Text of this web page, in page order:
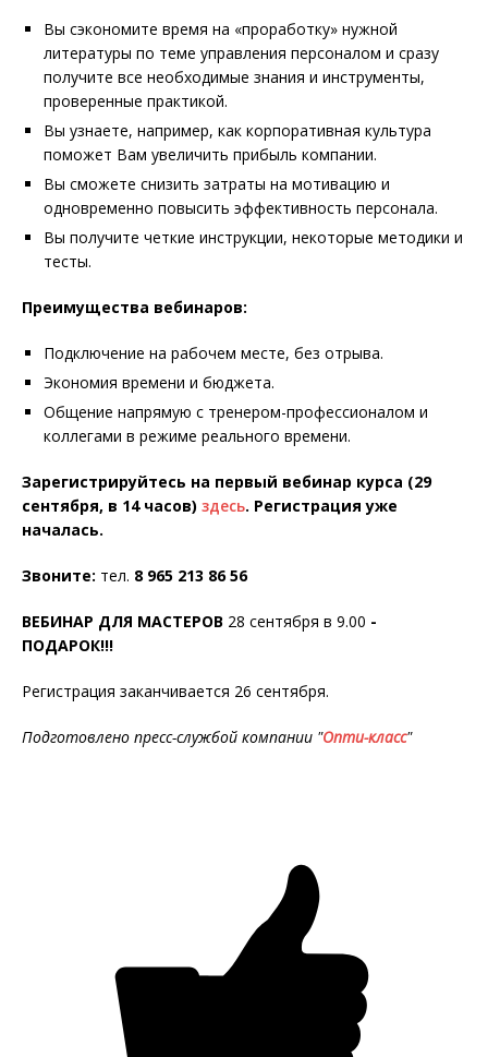
Вы сэкономите время на «проработку» нужной
литературы по теме управления персоналом и сразу
получите все необходимые знания и инструменты,
проверенные практикой.
Вы узнаете, например, как корпоративная культура
поможет Вам увеличить прибыль компании.
Вы сможете снизить затраты на мотивацию и
одновременно повысить эффективность персонала.
Вы получите четкие инструкции, некоторые методики и
тесты.
Преимущества вебинаров:
Подключение на рабочем месте, без отрыва.
Экономия времени и бюджета.
Общение напрямую с тренером-профессионалом и
коллегами в режиме реального времени.
Зарегистрируйтесь на первый вебинар курса (29
сентября, в 14 часов) здесь. Регистрация уже
началась.
Звоните: тел. 8 965 213 86 56
ВЕБИНАР ДЛЯ МАСТЕРОВ 28 сентября в 9.00 -
ПОДАРОК!!!
Регистрация заканчивается 26 сентября.
Подготовлено пресс-службой компании "Опти-класс"